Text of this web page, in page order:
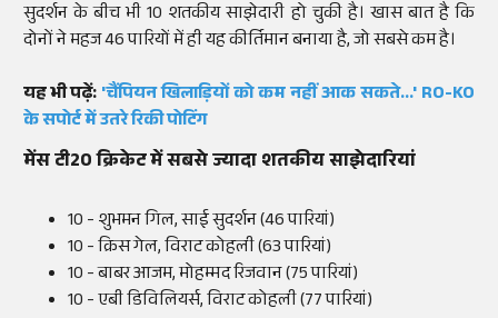
सुदर्शन के बीच भी 10 शतकीय साझेदारी हो चुकी है। खास बात है कि
दोनों ने महज 46 पारियों में ही यह कीर्तिमान बनाया है, जो सबसे कम है।
यह भी पढ़ें:'चैंपियन खिलाड़ियों को कम नहीं आक सकते...' RO-KO
के सपोर्ट में उतरे रिकी पोटिंग
मेंस टी20 क्रिकेट में सबसे ज्यादा शतकीय साझेदारियां
10 - शुभमन गिल, साई सुदर्शन (46 पारियां)
10 - क्रिस गेल, विराट कोहली (63 पारियां)
10 - बाबर आजम, मोहम्मद रिजवान (75 पारियां)
10 - एबी डिविलियर्स, विराट कोहली (77 पारियां)